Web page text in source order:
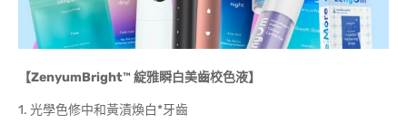
【ZenyumBright™ 綻雅瞬白美齒校色液】
1. 光學色修中和黃漬煥白*牙齒